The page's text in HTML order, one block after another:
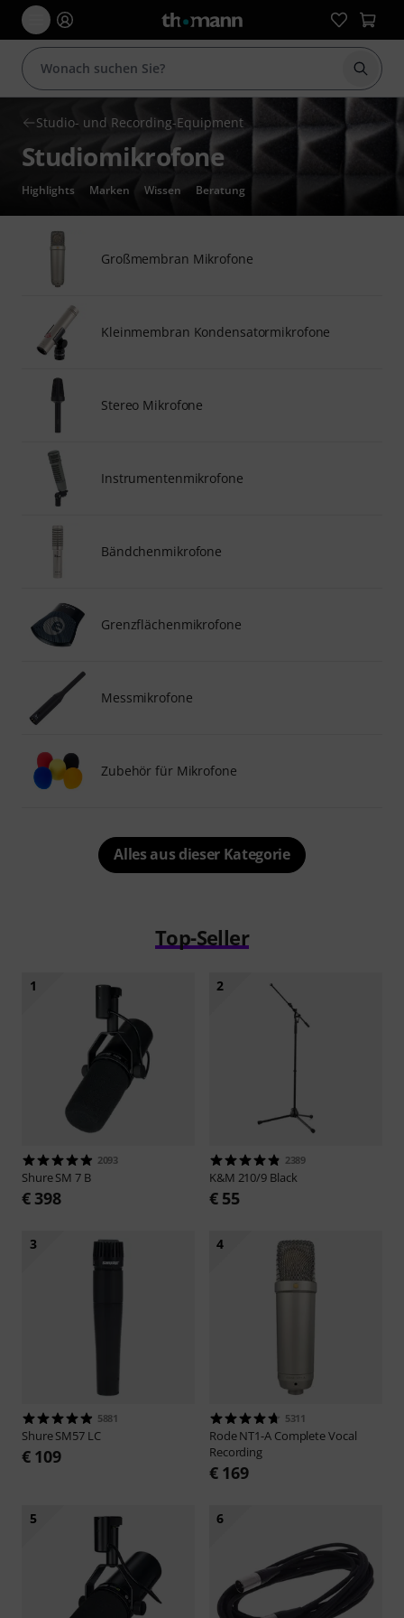
Suche
Studio- und Recording-Equipment
Studiomikrofone
Highlights Marken Wissen Beratung
Großmembran Mikrofone
Kleinmembran Kondensatormikrofone
Stereo Mikrofone
Instrumentenmikrofone
Bändchenmikrofone
Grenzflächenmikrofone
Messmikrofone
Zubehör für Mikrofone
Alles aus dieser Kategorie
Top-Seller
1
2093
ShureSM 7 B
€ 398
2
2389
K&M 210/9 Black
€ 55
3
5881
ShureSM57 LC
€ 109
4
5311
RodeNT1-A Complete Vocal
Recording
€ 169
5 6